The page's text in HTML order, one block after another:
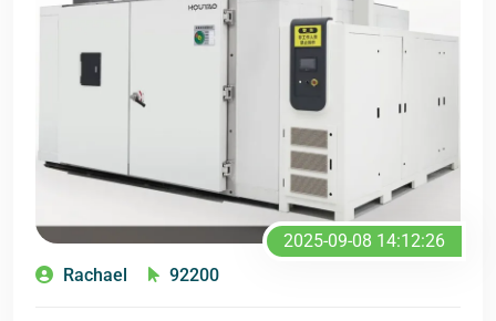
2025-09-08 14:12:26
Rachael
92200